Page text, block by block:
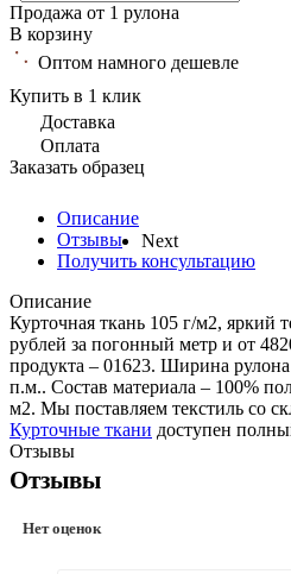
Next
Продажа от 1 рулона
В корзину
Оптом намного дешевле
Купить в 1 клик
Доставка
Оплата
Заказать образец
Описание
Отзывы
Получить консультацию
Описание
Курточная ткань 105 г/м2, яркий
рублей за погонный метр и от
продукта – 01623. Ширина
п.м.. Состав материала – 100%
м2. Мы поставляем текстиль со
Курточные ткани доступен
Отзывы
Отзывы
Нет оценок